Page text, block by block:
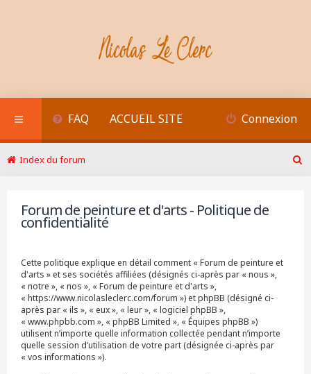
FAQ ACCUEIL SITE Connexion
Index du forum
Forum de peinture et d'arts - Politique de
confidentialité
Cette politique explique en détail comment « Forum de peinture et
d'arts » et ses sociétés affiliées (désignés ci-après par « nous »,
« notre », « nos », « Forum de peinture et d'arts »,
« https://www.nicolasleclerc.com/forum ») et phpBB (désigné ci-
après par « ils », « eux », « leur », « logiciel phpBB »,
« www.phpbb.com », « phpBB Limited », « Équipes phpBB »)
utilisent n’importe quelle information collectée pendant n’importe
quelle session d’utilisation de votre part (désignée ci-après par
« vos informations »).